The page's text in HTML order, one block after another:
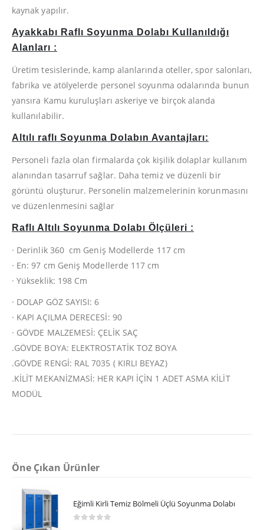
kaynak yapılır.
Ayakkabı Raflı Soyunma Dolabı Kullanıldığı
Alanları :
Üretim tesislerinde, kamp alanlarında oteller, spor salonları,
fabrika ve atölyelerde personel soyunma odalarında bunun
yansıra Kamu kuruluşları askeriye ve birçok alanda
kullanılabilir.
Altılı raflı Soyunma Dolabın Avantajları:
Personeli fazla olan firmalarda çok kişilik dolaplar kullanım
alanından tasarruf sağlar. Daha temiz ve düzenli bir
görüntü oluşturur. Personelin malzemelerinin korunmasını
ve düzenlenmesini sağlar
Raflı Altılı Soyunma Dolabı Ölçüleri :
· Derinlik 360 cm Geniş Modellerde 117 cm
· En: 97 cm Geniş Modellerde 117 cm
· Yükseklik: 198 Cm
· DOLAP GÖZ SAYISI: 6
· KAPI AÇILMA DERECESİ: 90
· GÖVDE MALZEMESİ: ÇELİK SAÇ
.GÖVDE BOYA: ELEKTROSTATİK TOZ BOYA
.GÖVDE RENGİ: RAL 7035 ( KIRLI BEYAZ)
.KİLİT MEKANİZMASİ: HER KAPI İÇİN 1 ADET ASMA KİLİT
MODÜL
Öne Çıkan Ürünler
Eğimli Kirli Temiz Bölmeli Üçlü Soyunma Dolabı